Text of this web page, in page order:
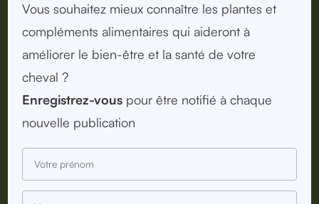
Vous souhaitez mieux connaître les plantes et
compléments alimentaires qui aideront à
améliorer le bien-être et la santé de votre
cheval ?
Enregistrez-vous pour être notifié à chaque
nouvelle publication